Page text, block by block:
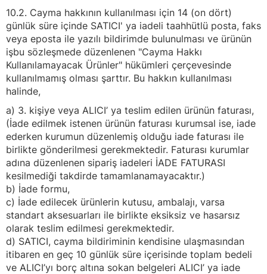
10.2. Cayma hakkının kullanılması için 14 (on dört)
günlük süre içinde SATICI' ya iadeli taahhütlü posta, faks
veya eposta ile yazılı bildirimde bulunulması ve ürünün
işbu sözleşmede düzenlenen "Cayma Hakkı
Kullanılamayacak Ürünler" hükümleri çerçevesinde
kullanılmamış olması şarttır. Bu hakkın kullanılması
halinde,
a) 3. kişiye veya ALICI’ ya teslim edilen ürünün faturası,
(İade edilmek istenen ürünün faturası kurumsal ise, iade
ederken kurumun düzenlemiş olduğu iade faturası ile
birlikte gönderilmesi gerekmektedir. Faturası kurumlar
adına düzenlenen sipariş iadeleri İADE FATURASI
kesilmediği takdirde tamamlanamayacaktır.)
b) İade formu,
c) İade edilecek ürünlerin kutusu, ambalajı, varsa
standart aksesuarları ile birlikte eksiksiz ve hasarsız
olarak teslim edilmesi gerekmektedir.
d) SATICI, cayma bildiriminin kendisine ulaşmasından
itibaren en geç 10 günlük süre içerisinde toplam bedeli
ve ALICI’yı borç altına sokan belgeleri ALICI’ ya iade